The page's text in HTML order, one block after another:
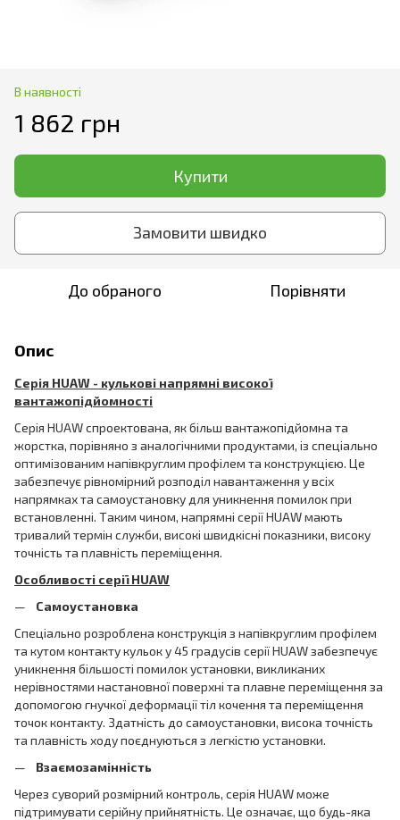
В наявності
1 862 грн
Купити
Замовити швидко
До обраного Порівняти
Опис
Серія HUAW - кулькові напрямні високої
вантажопідйомності
Серія HUAW спроектована, як більш вантажопідйомна та
жорстка, порівняно з аналогічними продуктами, із спеціально
оптимізованим напівкруглим профілем та конструкцією. Це
забезпечує рівномірний розподіл навантаження у всіх
напрямках та самоустановку для уникнення помилок при
встановленні. Таким чином, напрямні серії HUAW мають
тривалий термін служби, високі швидкісні показники, високу
точність та плавність переміщення.
Особливості серіїHUAW
Самоустановка
Спеціально розроблена конструкція з напівкруглим профілем
та кутом контакту кульок у 45 градусів серії HUAW забезпечує
уникнення більшості помилок установки, викликаних
нерівностями настановної поверхні та плавне переміщення за
допомогою гнучкої деформації тіл кочення та переміщення
точок контакту. Здатність до самоустановки, висока точність
та плавність ходу поєднуються з легкістю установки.
Взаємозамінність
Через суворий розмірний контроль, серія HUAW може
підтримувати серійну прийнятність. Це означає, що будь-яка